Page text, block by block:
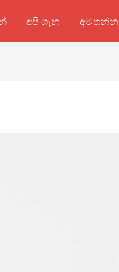
අපි ගැන අමතන්න